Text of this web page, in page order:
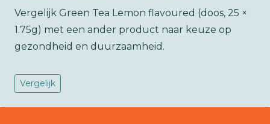
Vergelijk Green Tea Lemon flavoured (doos, 25 ×
1.75g) met een ander product naar keuze op
gezondheid en duurzaamheid.
Vergelijk